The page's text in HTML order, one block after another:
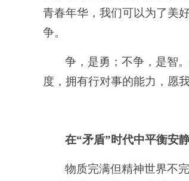
青春年华，我们可以为了美
争。
争，是勇；不争，是智
度，拥有行对事的能力，愿
在“矛盾”时代中平衡安
物质完满但精神世界不